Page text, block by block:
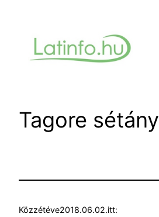
tartalomhoz
Tagore sétány
Közzétéve2018.06.02.itt: